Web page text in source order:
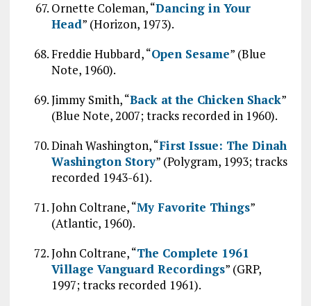
Ornette Coleman, “Dancing in Your
Head” (Horizon, 1973).
Freddie Hubbard, “Open Sesame” (Blue
Note, 1960).
Jimmy Smith, “Back at the Chicken Shack”
(Blue Note, 2007; tracks recorded in 1960).
Dinah Washington, “First Issue: The Dinah
Washington Story” (Polygram, 1993; tracks
recorded 1943-61).
John Coltrane, “My Favorite Things”
(Atlantic, 1960).
John Coltrane, “The Complete 1961
Village Vanguard Recordings” (GRP,
1997; tracks recorded 1961).